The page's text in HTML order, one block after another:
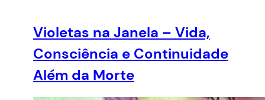
Violetas na Janela – Vida,
Consciência e Continuidade
Além da Morte